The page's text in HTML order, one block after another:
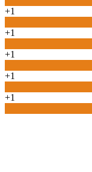
+1
+1
+1
+1
+1